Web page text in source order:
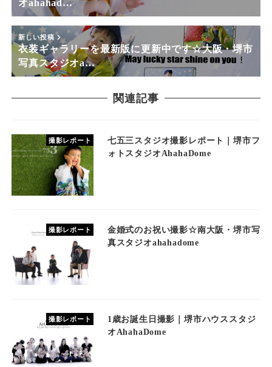
オahahad…
新しい投稿
衣装ギャラリーを最新版に更新中です☆大阪・堺市
写真スタジオa…
関連記事
撮影レポート
七五三スタジオ撮影レポート｜堺市フ
ォトスタジオAhahaDome
撮影レポート
金婚式のお祝い撮影☆南大阪・堺市写
真スタジオahahadome
撮影レポート
1歳お誕生日撮影｜堺市ハウススタジ
オAhahaDome